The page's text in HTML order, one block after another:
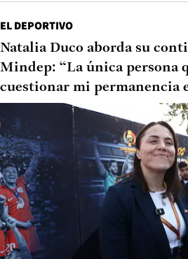
EL DEPORTIVO
Natalia Duco aborda su
Mindep: “La única persona
cuestionar mi permanencia